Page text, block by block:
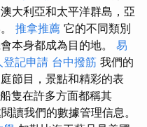
大利亞和太平洋群島，亞
推拿推薦 它的不同類別
本身都成為目的地。 易
登記申請 台中撥筋 我們的
節目，景點和精彩的表
隻在許多方面都稱其
讀我們的數據管理信息。